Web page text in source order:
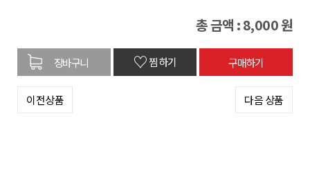
총 금액 :8,000원
♡찜하기
이전상품 다음 상품